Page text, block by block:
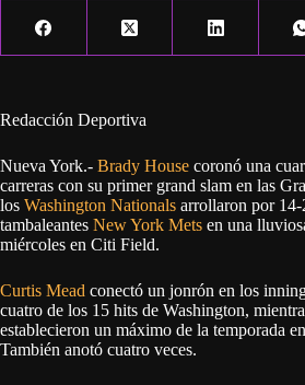
Redacción Deportiva
Nueva York.- Brady House coronó una
carreras con su primer grand slam en las
los Washington Nationals arrollaron por 14-
tambaleantes New York Mets en una
miércoles en Citi Field.
Curtis Mead conectó un jonrón en los
cuatro de los 15 hits de Washington,
establecieron un máximo de la temporada
También anotó cuatro veces.